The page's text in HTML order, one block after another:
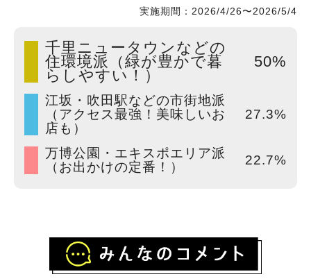
実施期間：2026/4/26〜2026/5/4
千里ニュータウンなどの
住環境派（緑が豊かで暮
らしやすい！）
50%
江坂・吹田駅などの市街地派
（アクセス最強！美味しいお
店も）
27.3%
万博公園・エキスポエリア派
（お出かけの定番！）
22.7%